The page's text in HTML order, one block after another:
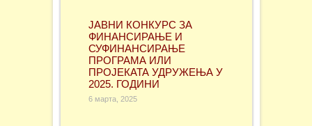
ЈАВНИ КОНКУРС ЗА
ФИНАНСИРАЊЕ И
СУФИНАНСИРАЊЕ
ПРОГРАМА ИЛИ
ПРОЈЕКАТА УДРУЖЕЊА У
2025. ГОДИНИ
6 марта, 2025